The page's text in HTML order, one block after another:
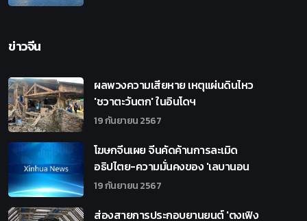
ข่าวจีน
ผลพวงความเสียหาย เหตุแผ่นดินไหว
'ชวาตะวันตก' ในอินโดฯ
19 กันยายน 2567
โฆษกจีนเผย จีนคัดค้านการละเมิด
อธิปไตย-ความมั่นคงของ 'เลบานอน
19 กันยายน 2567
ส่องสายการประกอบยานยนต์ 'ตงเฟิง